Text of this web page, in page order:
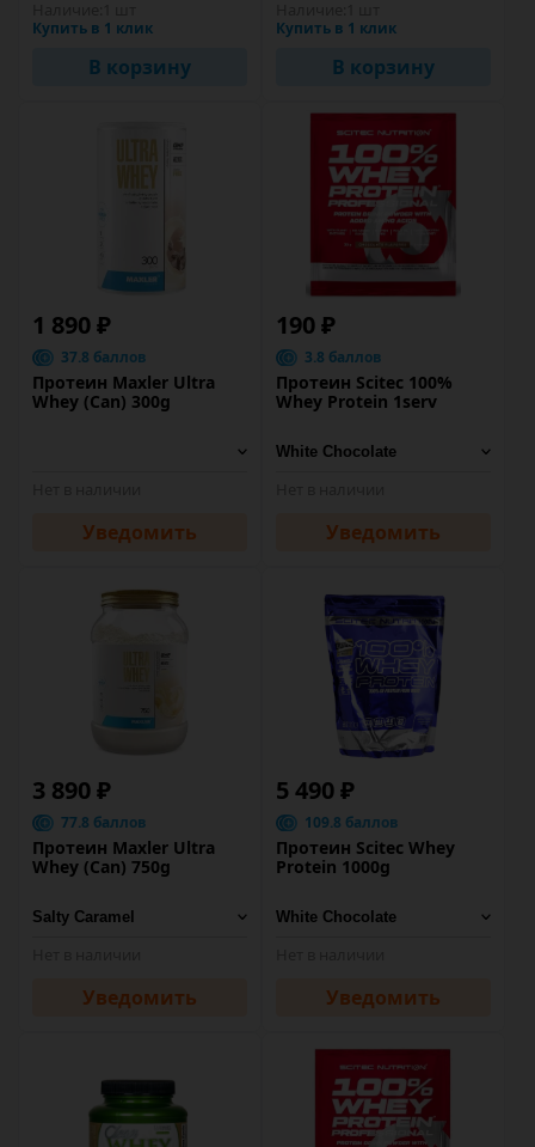
Купить в 1 клик
В корзину
Купить в 1 клик
В корзину
1 890 ₽
37.8 баллов
Протеин Maxler Ultra
Whey (Can) 300g
Уведомить
190 ₽
3.8 баллов
Протеин Scitec 100%
Whey Protein 1serv
Уведомить
3 890 ₽
77.8 баллов
Протеин Maxler Ultra
Whey (Can) 750g
Уведомить
5 490 ₽
109.8 баллов
Протеин Scitec Whey
Protein 1000g
Уведомить